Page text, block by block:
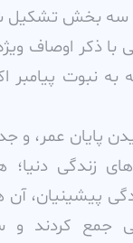
از سه بخش
با ذکر اوصاف
نبوت پيامبر
پايان عمر، و
زندگى دنيا؛
پيشينيان، آن
جمع کردند و